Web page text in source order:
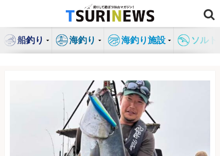
ン
船釣り 海釣り 海釣り施設 ソル